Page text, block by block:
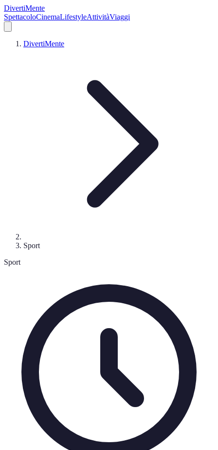
DivertiMente
SpettacoloCinemaLifestyleAttivitàViaggi
DivertiMente
Sport
Sport